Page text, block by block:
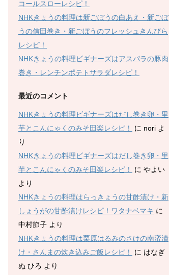
コールスローレシピ！
NHKきょうの料理は新ごぼうの白あえ・新ごぼ
うの信田巻き・新ごぼうのフレッシュきんぴら
レシピ！
NHKきょうの料理ビギナーズはアスパラの豚肉
巻き・レンチンポテトサラダレシピ！
最近のコメント
NHKきょうの料理ビギナーズはだし巻き卵・里
芋とこんにゃくのみそ田楽レシピ！
に nori よ
り
NHKきょうの料理ビギナーズはだし巻き卵・里
芋とこんにゃくのみそ田楽レシピ！
に やよい
より
NHKきょうの料理はらっきょうの甘酢漬け・新
しょうがの甘酢漬けレシピ！ワタナベマキ に
中村節子 より
NHKきょうの料理は栗原はるみのさけの南蛮漬
け・さんまの炊き込みご飯レシピ！
に はなぎ
ぬ ひろ より